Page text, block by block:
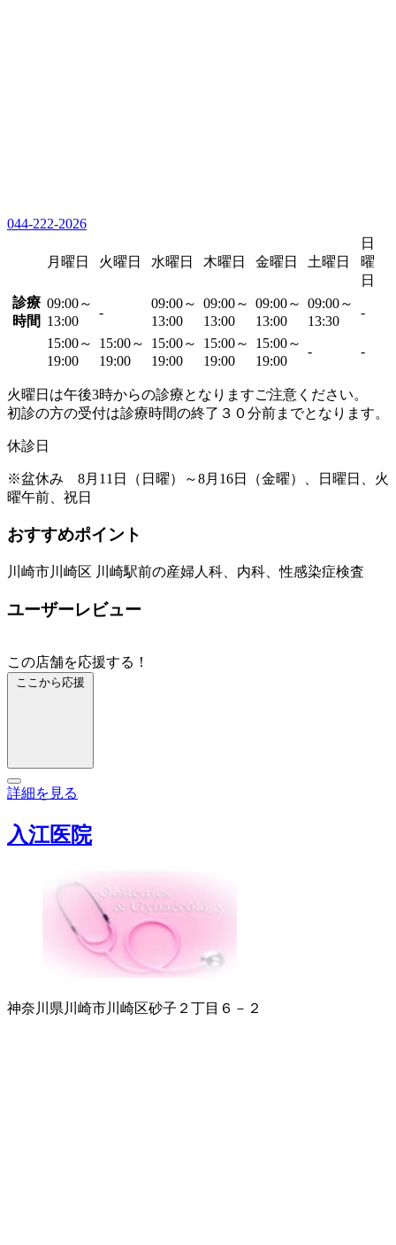
044-222-2026
月曜日 火曜日 水曜日 木曜日 金曜日 土曜日
日
曜
日
診療
時間
09:00～
13:00
-
09:00～
13:00
09:00～
13:00
09:00～
13:00
09:00～
13:30
-
15:00～
19:00
15:00～
19:00
15:00～
19:00
15:00～
19:00
15:00～
19:00
- -
火曜日は午後3時からの診療となりますご注意ください。
初診の方の受付は診療時間の終了３０分前までとなります。
休診日
※盆休み 8月11日（日曜）～8月16日（金曜）、日曜日、火
曜午前、祝日
おすすめポイント
川崎市川崎区 川崎駅前の産婦人科、内科、性感染症検査
ユーザーレビュー
この店舗を応援する！
ここから応援
詳細を見る
入江医院
神奈川県川崎市川崎区砂子２丁目６－２